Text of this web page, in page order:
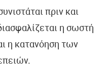
πριν και
η σωστή
η κατανόηση των